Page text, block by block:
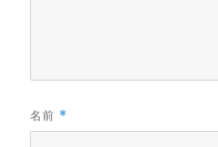
名前 *